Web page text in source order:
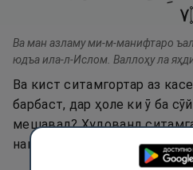
٧
Ва ман азламу ми-м-манифтаро
юдъа ила-л-Ислом. Валлоҳу ла
Ва кист ситамгортар аз
барбаст, дар ҳоле ки ӯ ба
мешавад? Худованд
намекунад.